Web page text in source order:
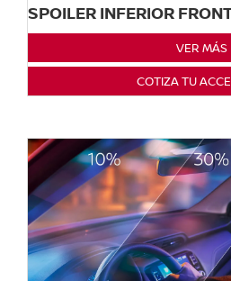
SPOILER INFERIOR
VER MÁS
COTIZA TU